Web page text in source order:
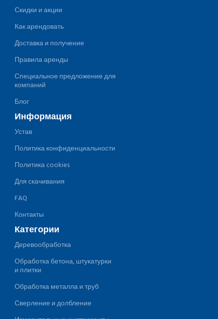
Скидки и акции
Как арендовать
Доставка и получение
Правила аренды
Специальное предложение для
компаний
Блог
Информация
Устав
Политика конфиденциальности
Политика cookies
Для скачивания
FAQ
Контакты
Категории
Деревообработка
Обработка бетона, штукатурки
и плитки
Обработка металла и труб
Сверление и долбление